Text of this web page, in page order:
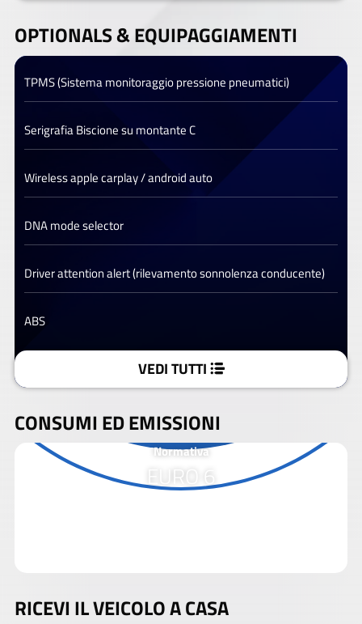
OPTIONALS &EQUIPAGGIAMENTI
TPMS (Sistema monitoraggio pressione pneumatici)
Serigrafia Biscione su montante C
Wireless apple carplay / android auto
DNA mode selector
Driver attention alert (rilevamento sonnolenza conducente)
ABS
VEDI TUTTI
CONSUMI ED EMISSIONI
Normativa
EURO 6
RICEVI IL VEICOLO A CASA